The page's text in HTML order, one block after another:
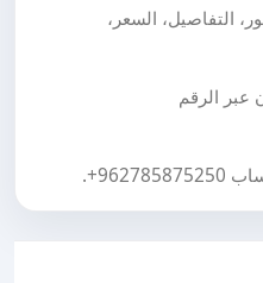
التفاصيل، السعر،
عبر الرقم
+962785875250
.